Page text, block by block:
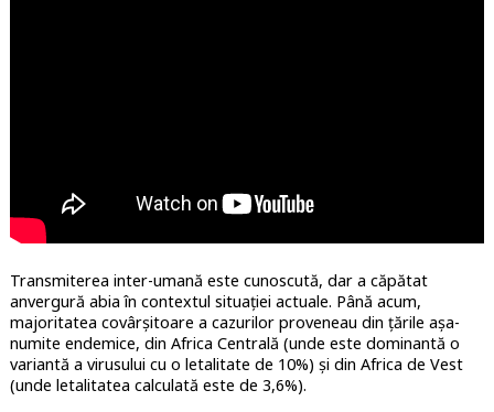
Transmiterea inter-umană este cunoscută, dar a căpătat
anvergură abia în contextul situației actuale. Până acum,
majoritatea covârșitoare a cazurilor proveneau din țările așa-
numite endemice, din Africa Centrală (unde este dominantă o
variantă a virusului cu o letalitate de 10%) și din Africa de Vest
(unde letalitatea calculată este de 3,6%).